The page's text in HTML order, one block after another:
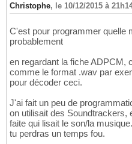
Christophe, le 10/12/2015 à
C'est pour programmer quelle
probablement
en regardant la fiche ADPCM,
comme le format .wav par
pour décoder ceci.
J'ai fait un peu de
on utilisait des Soundtrackers,
faite qui lisait le son/la
tu perdras un temps fou.